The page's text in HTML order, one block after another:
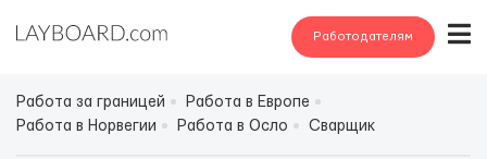
Работодателям
Работа за границей
Работа в Европе
Работа в Норвегии
Работа в Осло Сварщик